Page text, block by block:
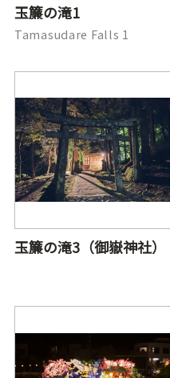
玉簾の滝1
Tamasudare Falls 1
玉簾の滝3（御嶽神社）